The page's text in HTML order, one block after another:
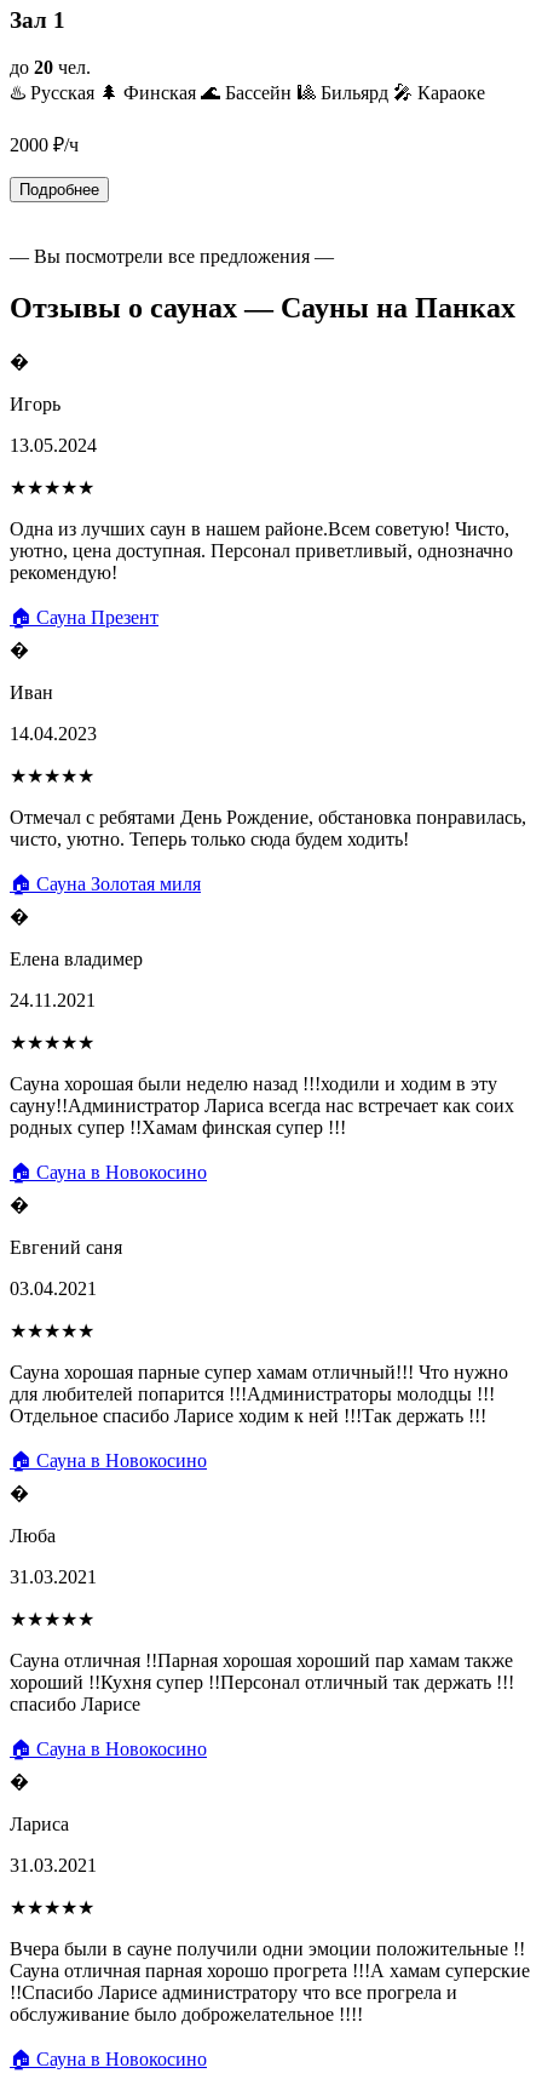
Зал 1
до 20 чел.
♨️ Русская 🌲 Финская 🌊 Бассейн 🎱 Бильярд 🎤 Караоке
2000 ₽/ч
Подробнее
— Вы посмотрели все предложения —
Отзывы о саунах — Сауны на Панках
�
Игорь
13.05.2024
★★★★★
Одна из лучших саун в нашем районе.Всем советую! Чисто,
уютно, цена доступная. Персонал приветливый, однозначно
рекомендую!
🏠 Сауна Презент
�
Иван
14.04.2023
★★★★★
Отмечал с ребятами День Рождение, обстановка понравилась,
чисто, уютно. Теперь только сюда будем ходить!
🏠 Сауна Золотая миля
�
Елена владимер
24.11.2021
★★★★★
Сауна хорошая были неделю назад !!!ходили и ходим в эту
сауну!!Администратор Лариса всегда нас встречает как соих
родных супер !!Хамам финская супер !!!
🏠 Сауна в Новокосино
�
Евгений саня
03.04.2021
★★★★★
Сауна хорошая парные супер хамам отличный!!! Что нужно
для любителей попарится !!!Администраторы молодцы !!!
Отдельное спасибо Ларисе ходим к ней !!!Так держать !!!
🏠 Сауна в Новокосино
�
Люба
31.03.2021
★★★★★
Сауна отличная !!Парная хорошая хороший пар хамам также
хороший !!Кухня супер !!Персонал отличный так держать !!!
спасибо Ларисе
🏠 Сауна в Новокосино
�
Лариса
31.03.2021
★★★★★
Вчера были в сауне получили одни эмоции положительные !!
Сауна отличная парная хорошо прогрета !!!А хамам суперские
!!Спасибо Ларисе администратору что все прогрела и
обслуживание было доброжелательное !!!!
🏠 Сауна в Новокосино